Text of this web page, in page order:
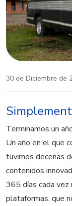
30 de Diciembre de
Terminamos un
Un año en el que
tuvimos decenas
contenidos
365 días cada vez
plataformas, que